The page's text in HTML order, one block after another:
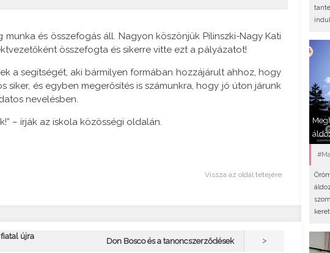
és összefogás áll. Nagyon köszönjük Pilinszki-Nagy Kati
összefogta és sikerre vitte ezt a pályázatot!
a segítségét, aki bármilyen formában hozzájárult ahhoz, hogy
siker, és egyben megerősítés is számunkra, hogy jó úton járunk
nevelésben.
– írják az iskola közösségi oldalán.
Vissza az oldal tetejére
újra
Don Bosco és a tanoncszerződések >